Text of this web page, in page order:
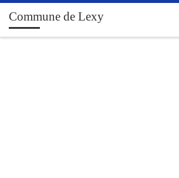
Passer au contenu
Commune de Lexy